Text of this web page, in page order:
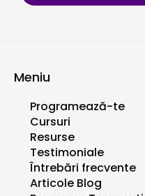
Meniu
Programează-te
Cursuri
Resurse
Testimoniale
Întrebări frecvente
Articole Blog